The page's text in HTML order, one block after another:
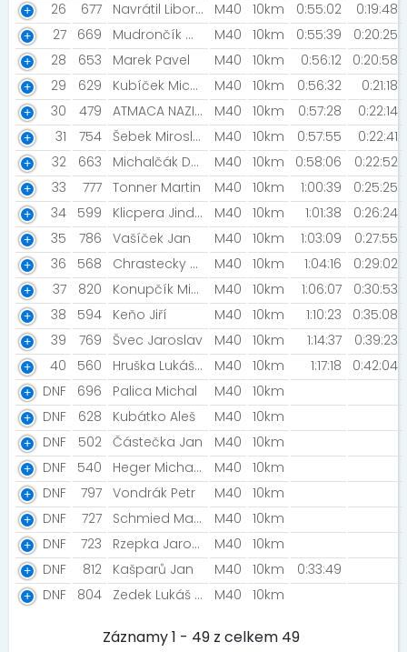
26
677 Navrátil Libor [LiborN] M40 10km 0:55:02
0:19:48
27
669 Mudrončík Michal [Mattoni FreeRun Olomouc] M40 10km 0:55:39
0:20:25
28
653 Marek Pavel M40 10km 0:56:12
0:20:58
29
629 Kubíček Michal [Prostě běž!] M40 10km 0:56:32
0:21:18
30
479 ATMACA NAZIM TUNCAY M40 10km 0:57:28
0:22:14
31
754 Šebek Miroslav M40 10km 0:57:55
0:22:41
32
663 Michalčák David [Complex gym Mohelnice ] M40 10km 0:58:06
0:22:52
33
777 Tonner Martin M40 10km 1:00:39
0:25:25
34
599 Klicpera Jindřich M40 10km 1:01:38
0:26:24
35
786 Vašíček Jan M40 10km 1:03:09
0:27:55
36
568 Chrastecky Radim M40 10km 1:04:16
0:29:02
37
820 Konupčík Michael M40 10km 1:06:07
0:30:53
38
594 Keňo Jiří M40 10km 1:10:23
0:35:08
39
769 Švec Jaroslav M40 10km 1:14:37
0:39:23
40
560 Hruška Lukáš [DWA] M40 10km 1:17:18
0:42:04
DNF
696 Palica Michal M40
10km
DNF
628 Kubátko Aleš M40
10km
DNF
502 Částečka Jan M40
10km
DNF
540 Heger Michal [NN2022] M40
10km
DNF
797 Vondrák Petr M40
10km
DNF
727 Schmied Marton M40
10km
DNF
723 Rzepka Jaroslaw M40
10km
DNF
812 Kašparů Jan M40 10km
0:33:49
DNF
804 Zedek Lukáš [Nigth Run Team] M40 10km
Záznamy 1 - 49 z celkem 49